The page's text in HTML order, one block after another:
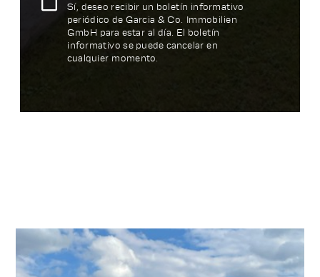
Sí, deseo recibir un boletín informativo
periódico de Garcia & Co. Immobilien
GmbH para estar al día. El boletín
informativo se puede cancelar en
cualquier momento.